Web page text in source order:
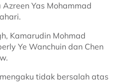
Yas Mohammad
Kamarudin Mohmad
Ye Wanchuin dan Chen
tidak bersalah atas